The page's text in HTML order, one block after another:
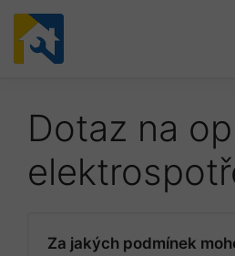
Přeskočit
obsah
Dotaz na
Za jakých podmínek